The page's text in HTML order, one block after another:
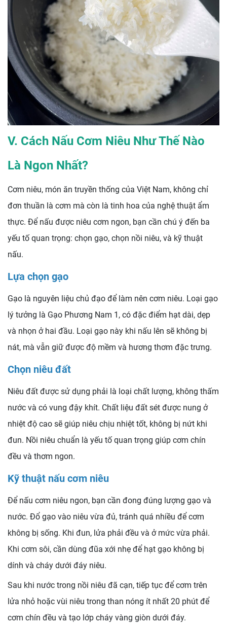
V. Cách Nấu Cơm Niêu Như Thế Nào
Là Ngon Nhất?
Cơm niêu, món ăn truyền thống của Việt Nam, không chỉ
đơn thuần là cơm mà còn là tinh hoa của nghệ thuật ẩm
thực. Để nấu được niêu cơm ngon, bạn cần chú ý đến ba
yếu tố quan trọng: chọn gạo, chọn nồi niêu, và kỹ thuật
nấu.
Lựa chọn gạo
Gạo là nguyên liệu chủ đạo để làm nên cơm niêu. Loại gạo
lý tưởng là Gạo Phương Nam 1, có đặc điểm hạt dài, dẹp
và nhọn ở hai đầu. Loại gạo này khi nấu lên sẽ không bị
nát, mà vẫn giữ được độ mềm và hương thơm đặc trưng.
Chọn niêu đất
Niêu đất được sử dụng phải là loại chất lượng, không thấm
nước và có vung đậy khít. Chất liệu đất sét được nung ở
nhiệt độ cao sẽ giúp niêu chịu nhiệt tốt, không bị nứt khi
đun. Nồi niêu chuẩn là yếu tố quan trọng giúp cơm chín
đều và thơm ngon.
Kỹ thuật nấu cơm niêu
Để nấu cơm niêu ngon, bạn cần đong đúng lượng gạo và
nước. Đổ gạo vào niêu vừa đủ, tránh quá nhiều để cơm
không bị sống. Khi đun, lửa phải đều và ở mức vừa phải.
Khi cơm sôi, cần dùng đũa xới nhẹ để hạt gạo không bị
dính và cháy dưới đáy niêu.
Sau khi nước trong nồi niêu đã cạn, tiếp tục để cơm trên
lửa nhỏ hoặc vùi niêu trong than nóng ít nhất 20 phút để
cơm chín đều và tạo lớp cháy vàng giòn dưới đáy.